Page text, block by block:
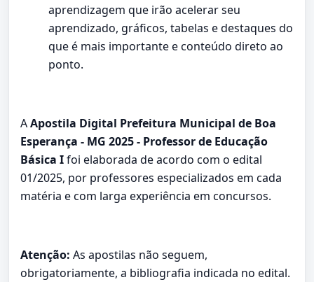
aprendizagem que irão acelerar seu
aprendizado, gráficos, tabelas e destaques do
que é mais importante e conteúdo direto ao
ponto.
AApostila Digital Prefeitura Municipal de Boa
Esperança - MG 2025 - Professor de Educação
Básica Ifoi elaborada de acordo com o edital
01/2025, por professores especializados em cada
matéria e com larga experiência em concursos.
Atenção: As apostilas não seguem,
obrigatoriamente, a bibliografia indicada no edital.